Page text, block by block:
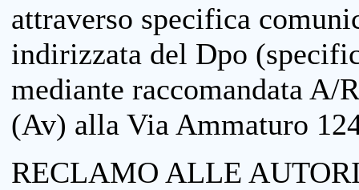
attraverso specifica
indirizzata del Dpo
mediante raccomandata
(Av) alla Via Ammaturo
RECLAMO ALLE